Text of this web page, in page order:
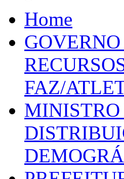
Home
FAZ/
MINISTRO